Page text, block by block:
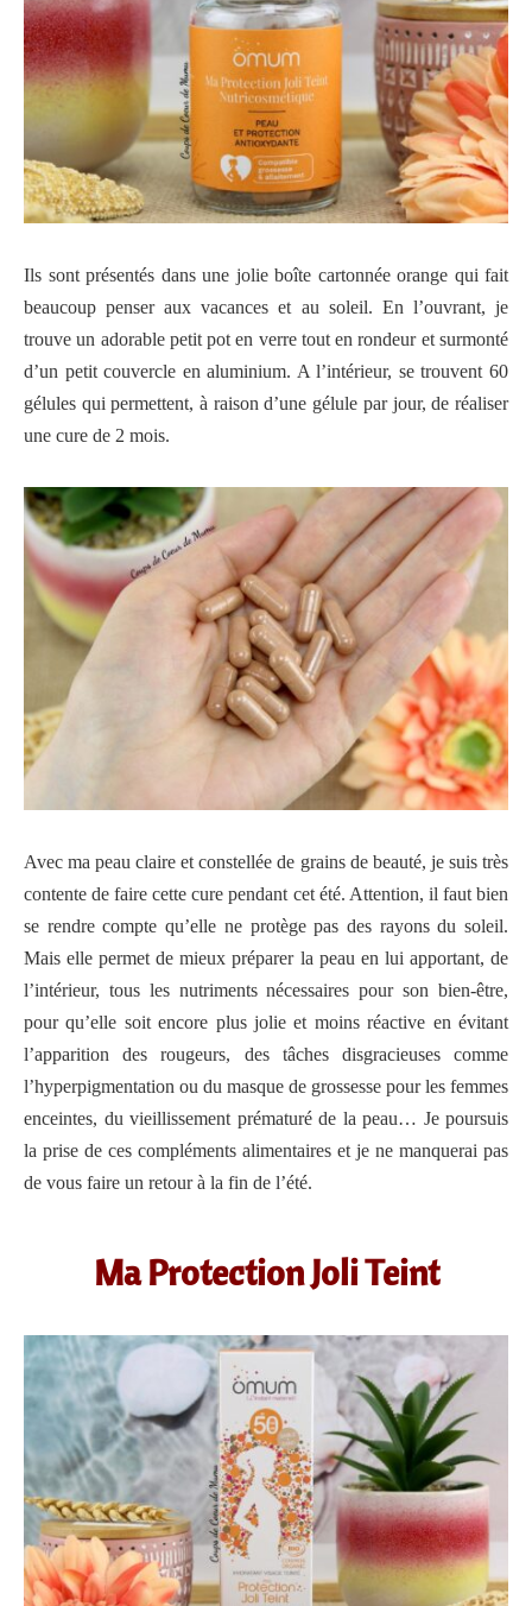
Ils sont présentés dans une jolie boîte cartonnée orange qui fait
beaucoup penser aux vacances et au soleil. En l’ouvrant, je
trouve un adorable petit pot en verre tout en rondeur et surmonté
d’un petit couvercle en aluminium. A l’intérieur, se trouvent 60
gélules qui permettent, à raison d’une gélule par jour, de réaliser
une cure de 2 mois.
Avec ma peau claire et constellée de grains de beauté, je suis très
contente de faire cette cure pendant cet été. Attention, il faut bien
se rendre compte qu’elle ne protège pas des rayons du soleil.
Mais elle permet de mieux préparer la peau en lui apportant, de
l’intérieur, tous les nutriments nécessaires pour son bien-être,
pour qu’elle soit encore plus jolie et moins réactive en évitant
l’apparition des rougeurs, des tâches disgracieuses comme
l’hyperpigmentation ou du masque de grossesse pour les femmes
enceintes, du vieillissement prématuré de la peau… Je poursuis
la prise de ces compléments alimentaires et je ne manquerai pas
de vous faire un retour à la fin de l’été.
Ma Protection Joli Teint